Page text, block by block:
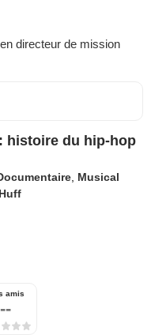
directeur de mission
histoire du hip-hop
Musical
amis
--